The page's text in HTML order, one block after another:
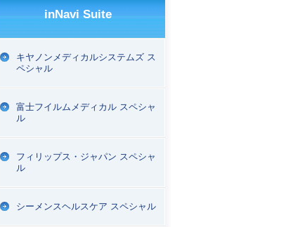
inNavi Suite
キヤノンメディカルシステムズ ス
ペシャル
富士フイルムメディカル スペシャ
ル
フィリップス・ジャパン スペシャ
ル
シーメンスヘルスケア スペシャル